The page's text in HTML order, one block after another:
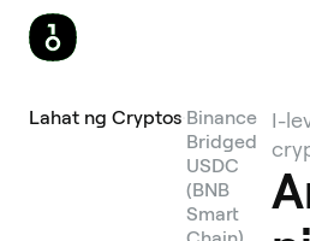
Lahat ng Cryptos Binance
Bridged
USDC
(BNB
Smart
I-